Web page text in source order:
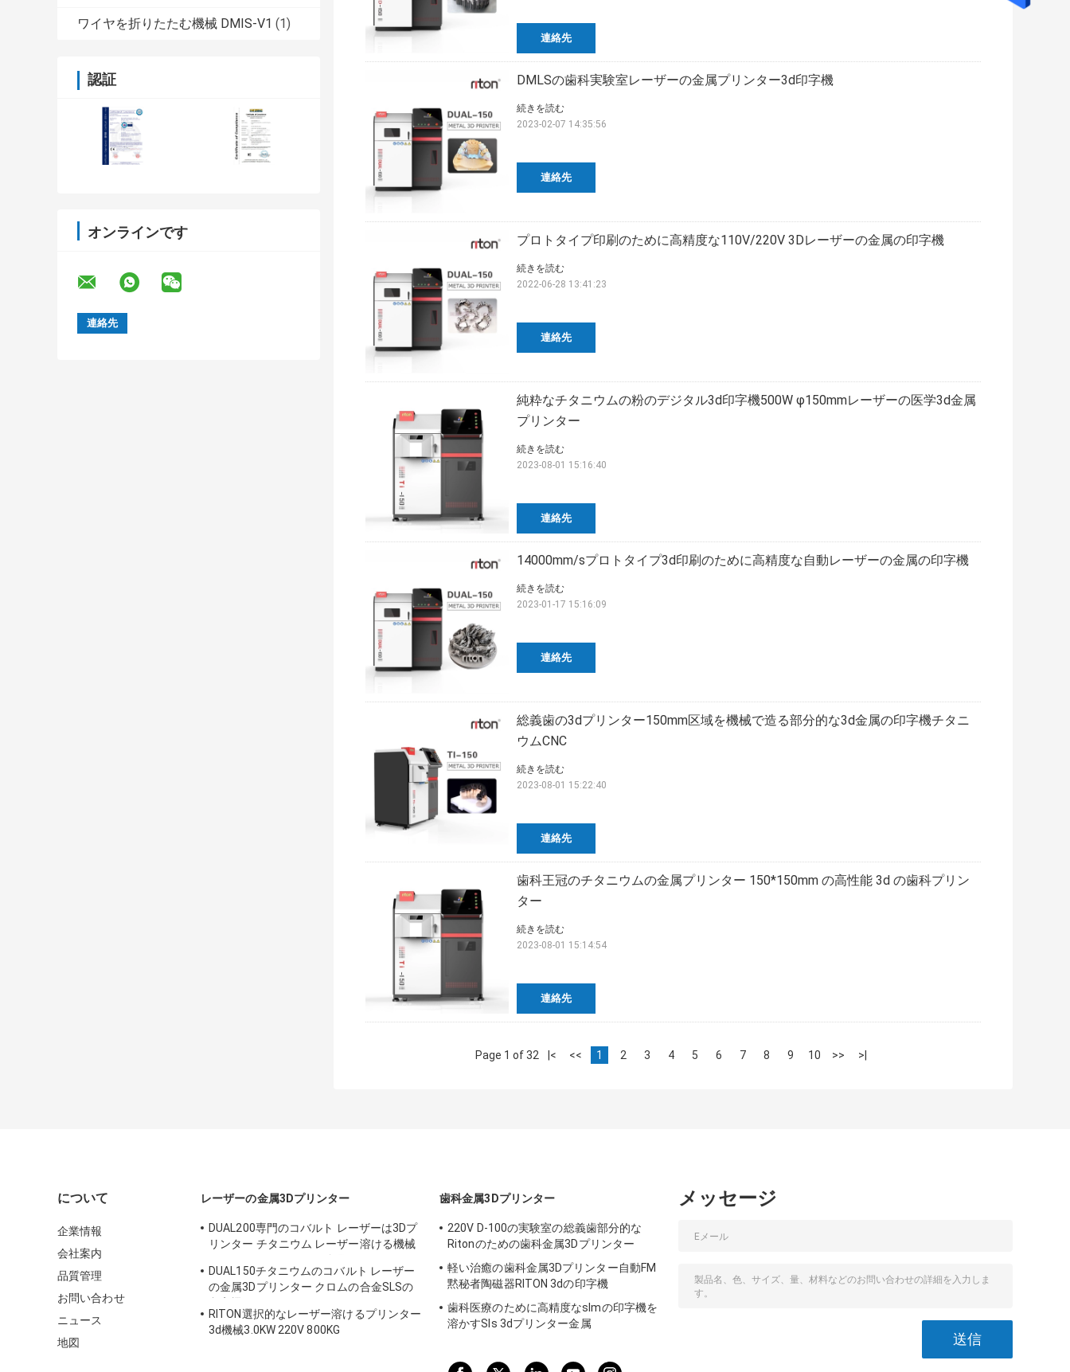
ワイヤを折りたたむ機械 DMIS-V1 (1)
認証
オンラインです
連絡先
DMLSの歯科実験室レーザーの金属プリンター3d印字機
連絡先
続きを読む
2023-02-07 14:35:56
プロトタイプ印刷のために高精度な110V/220V 3Dレーザーの金属の印字機
連絡先
続きを読む
2022-06-28 13:41:23
純粋なチタニウムの粉のデジタル3d印字機500W φ150mmレーザーの医学3d金属
プリンター
連絡先
続きを読む
2023-08-01 15:16:40
14000mm/sプロトタイプ3d印刷のために高精度な自動レーザーの金属の印字機
連絡先
続きを読む
2023-01-17 15:16:09
総義歯の3dプリンター150mm区域を機械で造る部分的な3d金属の印字機チタニ
ウムCNC
連絡先
続きを読む
2023-08-01 15:22:40
歯科王冠のチタニウムの金属プリンター 150*150mm の高性能 3d の歯科プリン
ター
連絡先
続きを読む
2023-08-01 15:14:54
Page 1 of 32 |< << 1 2 3 4 5 6 7 8 9 10 >> >|
について
企業情報
会社案内
品質管理
お問い合わせ
ニュース
地図
レーザーの金属3Dプリンター
DUAL200専門のコバルト レーザーは3Dプ
リンター チタニウム レーザー溶ける機械
DUAL150チタニウムのコバルト レーザー
の金属3Dプリンター クロムの合金SLSの
RITON選択的なレーザー溶けるプリンター
3d機械3.0KW 220V 800KG
歯科金属3Dプリンター
220V D-100の実験室の総義歯部分的な
Ritonのための歯科金属3Dプリンター
軽い治癒の歯科金属3Dプリンター自動FM
黙秘者陶磁器RITON 3dの印字機
歯科医療のために高精度なslmの印字機を
溶かすSls 3dプリンター金属
メッセージ